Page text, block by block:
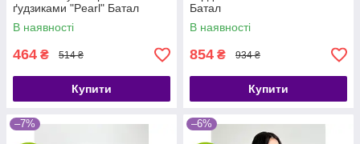
ґудзиками "Pearl" Батал
В наявності
464 ₴ 514 ₴
Купити
Батал
В наявності
854 ₴ 934 ₴
Купити
–7% –6%